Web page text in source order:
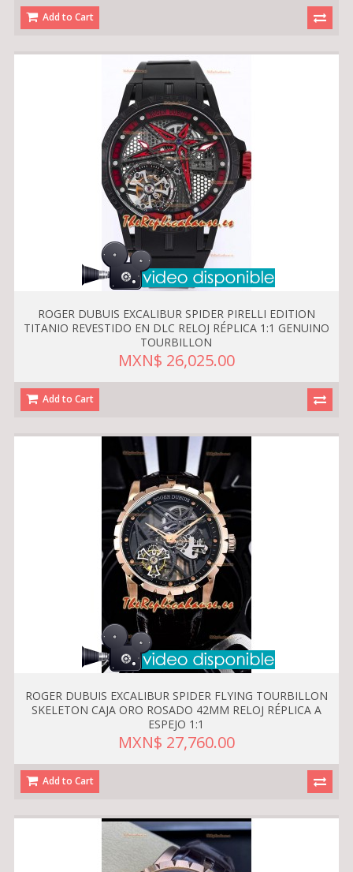
Add to Cart
ROGER DUBUIS EXCALIBUR SPIDER PIRELLI EDITION
TITANIO REVESTIDO EN DLC RELOJ RÉPLICA 1:1 GENUINO
TOURBILLON
MXN$ 26,025.00
Add to Cart
ROGER DUBUIS EXCALIBUR SPIDER FLYING TOURBILLON
SKELETON CAJA ORO ROSADO 42MM RELOJ RÉPLICA A
ESPEJO 1:1
MXN$ 27,760.00
Add to Cart